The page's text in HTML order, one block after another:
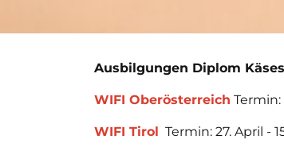
Ausbilgungen Diplom
WIFI Oberösterreich Termin:
WIFI Tirol Termin: 27. April -